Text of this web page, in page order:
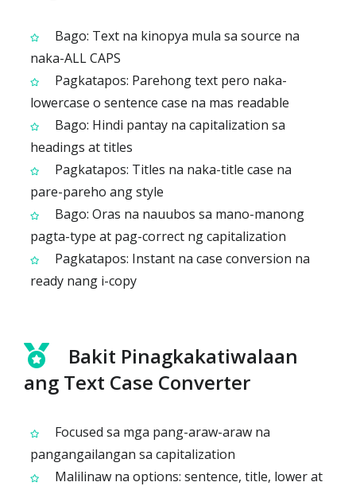
Bago: Text na kinopya mula sa source na
naka-ALL CAPS
Pagkatapos: Parehong text pero naka-
lowercase o sentence case na mas readable
Bago: Hindi pantay na capitalization sa
headings at titles
Pagkatapos: Titles na naka-title case na
pare-pareho ang style
Bago: Oras na nauubos sa mano-manong
pagta-type at pag-correct ng capitalization
Pagkatapos: Instant na case conversion na
ready nang i-copy
Bakit Pinagkakatiwalaan
ang Text Case Converter
Focused sa mga pang-araw-araw na
pangangailangan sa capitalization
Malilinaw na options: sentence, title, lower at